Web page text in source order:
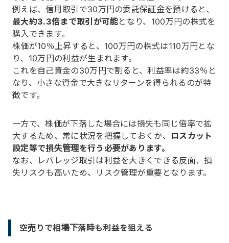
例えば、信用取引で30万円の委託保証金を預けると、
最大約3.3倍まで取引が可能となり、100万円の株式を
購入できます。
株価が10％上昇すると、100万円の株式は110万円とな
り、10万円の利益が生まれます。
これを自己資金の30万円で割ると、利益率は約33％と
なり、小さな資金で大きなリターンを得られるのが特
徴です。
一方で、株価が下落した場合には損失も同じ倍率で拡
大するため、常に状況を把握しておくか、 ロスカット
設定等で損失管理を行う必要があります。
なお、レバレッジ取引は利益を大きくできる反面、損
失リスクも高いため、リスク管理が重要となります。
空売りで相場下落時も利益を狙える